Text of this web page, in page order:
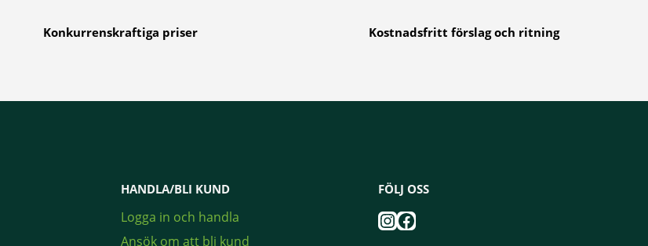
Konkurrenskraftiga priser Kostnadsfritt förslag och ritning
HANDLA/BLI KUND
Logga in och handla
Ansök om att bli kund
FÖLJ OSS
Instagram
Facebook